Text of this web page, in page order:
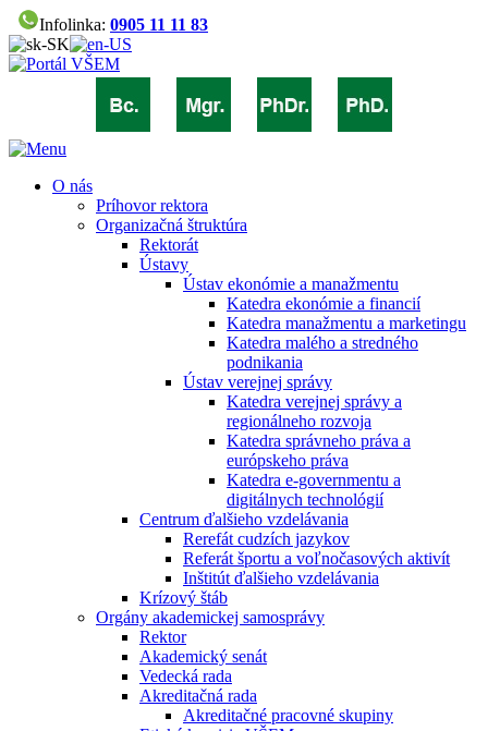
Infolinka: 0905 11 11 83
O nás
Príhovor rektora
Organizačná štruktúra
Rektorát
Ústavy
Ústav ekonómie a manažmentu
Katedra ekonómie a financií
Katedra manažmentu a marketingu
Katedra malého a stredného
podnikania
Ústav verejnej správy
Katedra verejnej správy a
regionálneho rozvoja
Katedra správneho práva a
európskeho práva
Katedra e-governmentu a
digitálnych technológií
Centrum ďalšieho vzdelávania
Rerefát cudzích jazykov
Referát športu a voľnočasových aktivít
Inštitút ďalšieho vzdelávania
Krízový štáb
Orgány akademickej samosprávy
Rektor
Akademický senát
Vedecká rada
Akreditačná rada
Akreditačné pracovné skupiny